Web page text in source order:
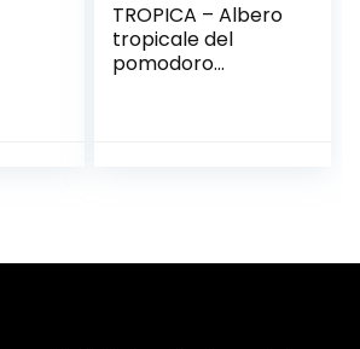
TROPICA – Albero
tropicale del
pomodoro